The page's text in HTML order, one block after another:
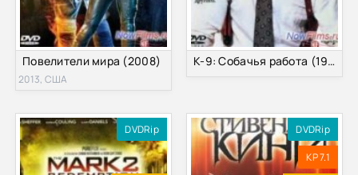
Повелители мира (2008)
2013, США
К-9: Собачья работа (1989)
DVDRip DVDRip
KP 7.1